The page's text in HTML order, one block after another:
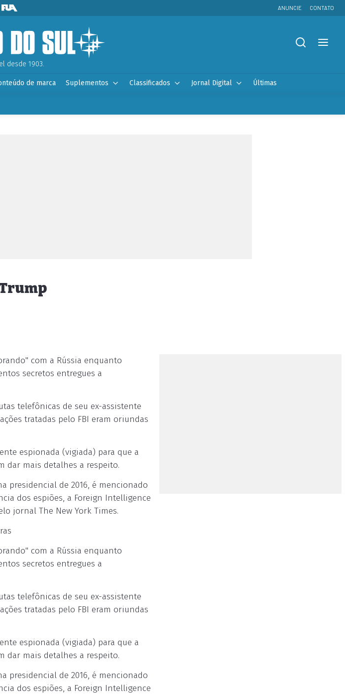
ANUNCIE CONTATO
desde 1903.
de marca Suplementos Classificados Jornal Digital Últimas
com a Rússia enquanto
secretos entregues a
telefônicas de seu ex-assistente
tratadas pelo FBI eram oriundas
espionada (vigiada) para que a
dar mais detalhes a respeito.
presidencial de 2016, é mencionado
dos espiões, a Foreign Intelligence
jornal The New York Times.
com a Rússia enquanto
secretos entregues a
telefônicas de seu ex-assistente
tratadas pelo FBI eram oriundas
espionada (vigiada) para que a
dar mais detalhes a respeito.
presidencial de 2016, é mencionado
dos espiões, a Foreign Intelligence